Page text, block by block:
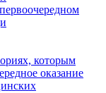
которым
оказание